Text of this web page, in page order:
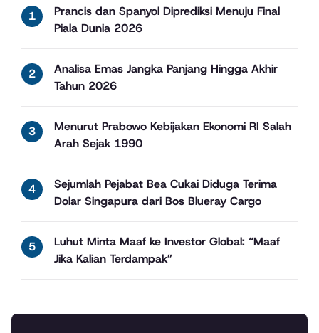
Prancis dan Spanyol Diprediksi Menuju Final
Piala Dunia 2026
Analisa Emas Jangka Panjang Hingga Akhir
Tahun 2026
Menurut Prabowo Kebijakan Ekonomi RI Salah
Arah Sejak 1990
Sejumlah Pejabat Bea Cukai Diduga Terima
Dolar Singapura dari Bos Blueray Cargo
Luhut Minta Maaf ke Investor Global: “Maaf
Jika Kalian Terdampak”